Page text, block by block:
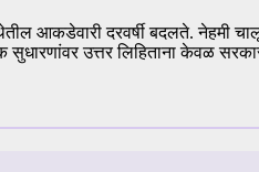
आकडेवारी दरवर्षी बदलते. नेहमी
सुधारणांवर उत्तर लिहिताना केवळ